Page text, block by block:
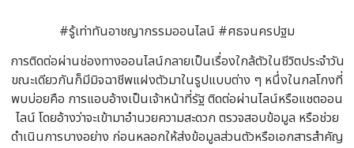
#รู้เท่าทันอาชญากรรมออนไลน์ #ศธจนครปฐม
การติดต่อผ่านช่องทางออนไลน์กลายเป็นเรื่องใกล้ตัวในชีวิตประจำวัน
ขณะเดียวกันก็มีมิจฉาชีพแฝงตัวมาในรูปแบบต่าง ๆ หนึ่งในกลโกงที่
พบบ่อยคือ การแอบอ้างเป็นเจ้าหน้าที่รัฐ ติดต่อผ่านไลน์หรือแชตออน
ไลน์ โดยอ้างว่าจะเข้ามาอำนวยความสะดวก ตรวจสอบข้อมูล หรือช่วย
ดำเนินการบางอย่าง ก่อนหลอกให้ส่งข้อมูลส่วนตัวหรือเอกสารสำคัญ